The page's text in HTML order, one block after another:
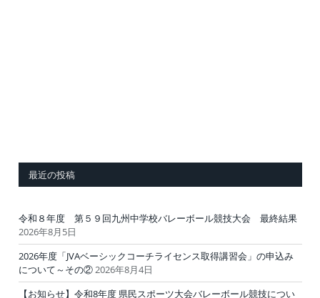
最近の投稿
令和８年度 第５９回九州中学校バレーボール競技大会 最終結果
2026年8月5日
2026年度「JVAベーシックコーチライセンス取得講習会」の申込み
について～その②2026年8月4日
【お知らせ】令和8年度 県民スポーツ大会バレーボール競技につい